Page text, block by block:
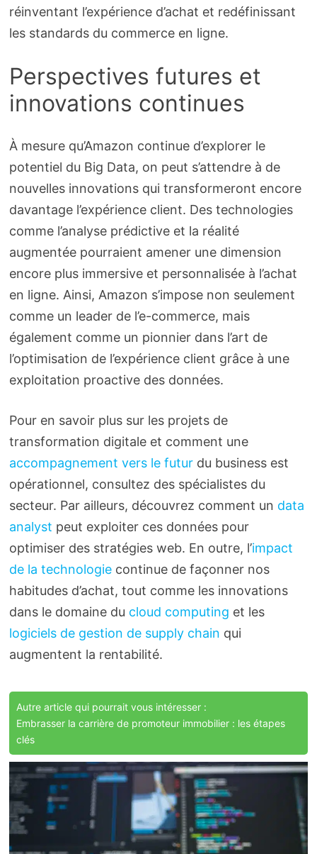
réinventant l’expérience d’achat et redéfinissant
les standards du commerce en ligne.
Perspectives futures et
innovations continues
À mesure qu’Amazon continue d’explorer le
potentiel du Big Data, on peut s’attendre à de
nouvelles innovations qui transformeront encore
davantage l’expérience client. Des technologies
comme l’analyse prédictive et la réalité
augmentée pourraient amener une dimension
encore plus immersive et personnalisée à l’achat
en ligne. Ainsi, Amazon s’impose non seulement
comme un leader de l’e-commerce, mais
également comme un pionnier dans l’art de
l’optimisation de l’expérience client grâce à une
exploitation proactive des données.
Pour en savoir plus sur les projets de
transformation digitale et comment une
accompagnement vers le futurdu business est
opérationnel, consultez des spécialistes du
secteur. Par ailleurs, découvrez comment un data
analyst peut exploiter ces données pour
optimiser des stratégies web. En outre, l’impact
de la technologiecontinue de façonner nos
habitudes d’achat, tout comme les innovations
dans le domaine du cloud computing et les
logiciels de gestion de supply chain qui
augmentent la rentabilité.
Autre article qui pourrait vous intéresser :
Embrasser la carrière de promoteur immobilier : les étapes
clés